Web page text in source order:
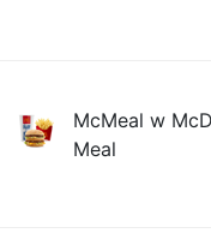
McMeal w
Meal